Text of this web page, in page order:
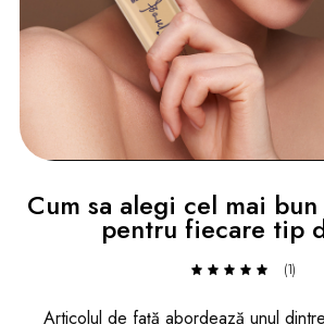
Cum sa alegi cel mai
pentru fiecare tip
(1)
Articolul de față abordează unul